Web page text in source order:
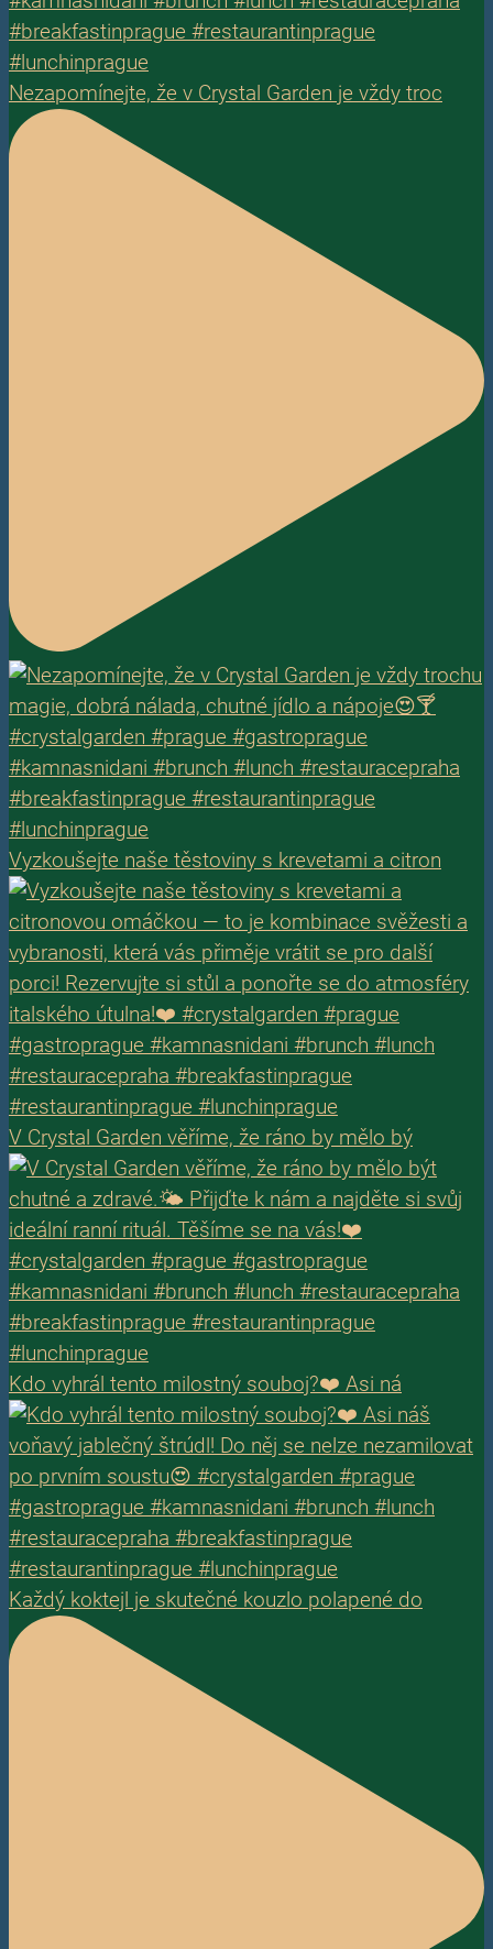
Nezapomínejte, že v Crystal Garden je vždy troc
Vyzkoušejte naše těstoviny s krevetami a citron
V Crystal Garden věříme, že ráno by mělo bý
Kdo vyhrál tento milostný souboj?❤️ Asi ná
Každý koktejl je skutečné kouzlo polapené do